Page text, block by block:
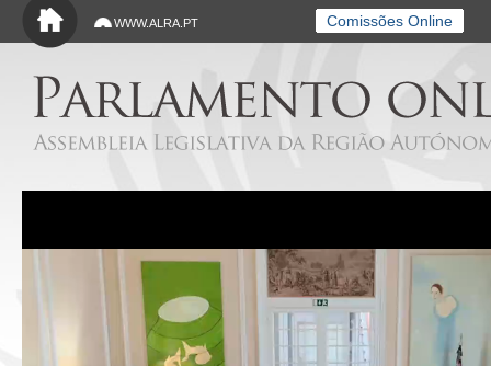
Saltar para o conteúdo principal
WWW.ALRA.PT Comissões Online